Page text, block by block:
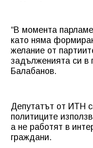
“В момента
като няма
желание от
задълженията си в
Балабанов.
Депутатът от ИТН
политиците
а не работят в
граждани.